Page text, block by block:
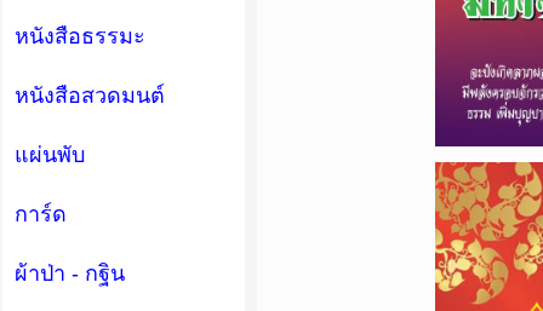
หนังสือธรรมะ
หนังสือสวดมนต์
แผ่นพับ
การ์ด
ผ้าป่า - กฐิน